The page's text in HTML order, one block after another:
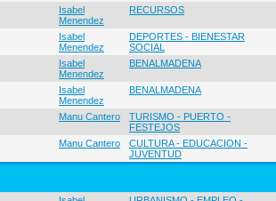
Isabel
Menendez
RECURSOS
Isabel
Menendez
DEPORTES - BIENESTAR
SOCIAL
Isabel
Menendez
BENALMADENA
Isabel
Menendez
BENALMADENA
Manu Cantero
TURISMO - PUERTO -
FESTEJOS
Manu Cantero
CULTURA - EDUCACION -
JUVENTUD